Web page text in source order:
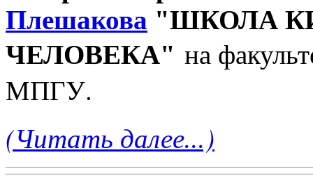
Плешакова "ШКОЛА
ЧЕЛОВЕКА" на
МПГУ.
(Читать далее...)